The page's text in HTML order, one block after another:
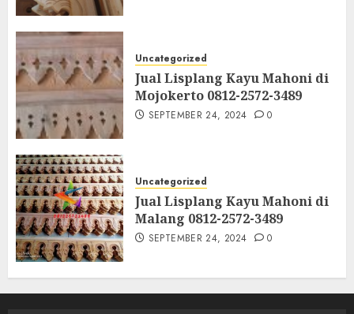
Uncategorized
Jual Lisplang Kayu Mahoni di
Mojokerto 0812-2572-3489
SEPTEMBER 24, 2024 0
Uncategorized
Jual Lisplang Kayu Mahoni di
Malang 0812-2572-3489
SEPTEMBER 24, 2024 0